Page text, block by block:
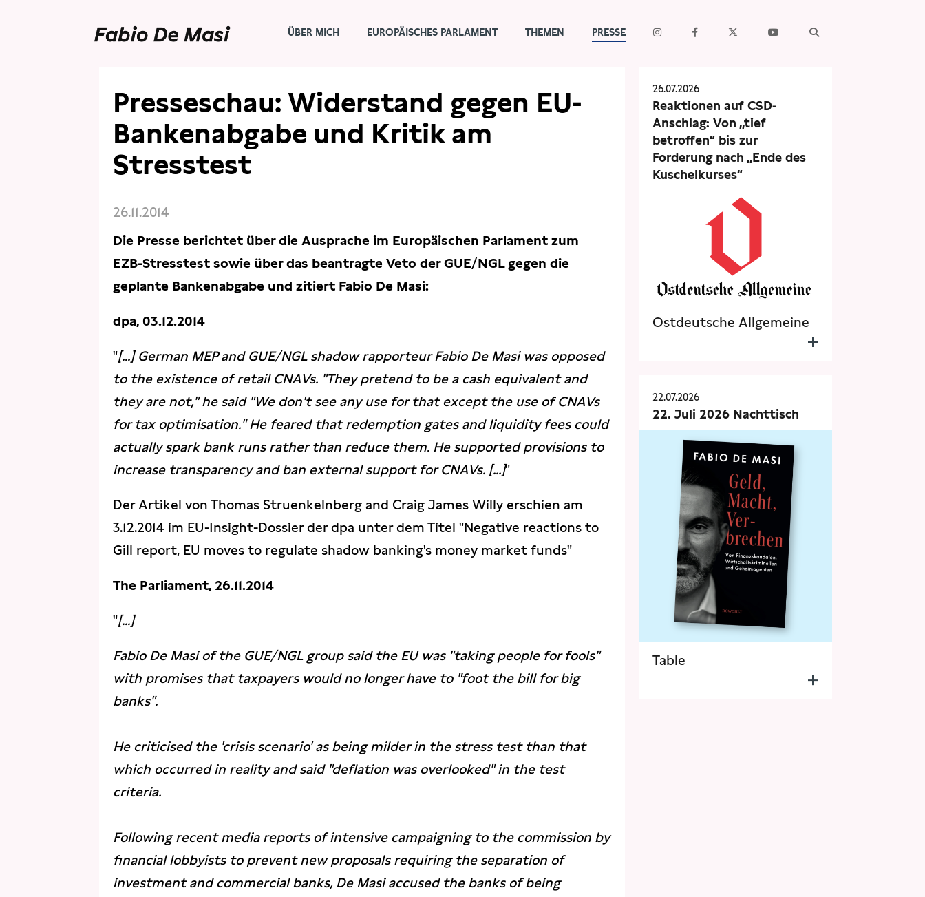
ÜBER MICH EUROPÄISCHES PARLAMENT THEMEN PRESSE
Presseschau: Widerstand gegen EU-
Bankenabgabe und Kritik am
Stresstest
26.11.2014
Die Presse berichtet über die Ausprache im Europäischen Parlament zum
EZB-Stresstest sowie über das beantragte Veto der GUE/NGL gegen die
geplante Bankenabgabe und zitiert Fabio De Masi:
dpa, 03.12.2014
"[...] German MEP and GUE/NGL shadow rapporteur Fabio De Masi was opposed
to the existence of retail CNAVs. "They pretend to be a cash equivalent and
they are not," he said "We don't see any use for that except the use of CNAVs
for tax optimisation." He feared that redemption gates and liquidity fees could
actually spark bank runs rather than reduce them. He supported provisions to
increase transparency and ban external support for CNAVs. [...]"
Der Artikel von Thomas Struenkelnberg and Craig James Willy erschien am
3.12.2014 im EU-Insight-Dossier der dpa unter dem Titel "Negative reactions to
Gill report, EU moves to regulate shadow banking's money market funds"
The Parliament, 26.11.2014
"[...]
Fabio De Masi of the GUE/NGL group said the EU was "taking people for fools"
with promises that taxpayers would no longer have to "foot the bill for big
banks".
He criticised the 'crisis scenario' as being milder in the stress test than that
which occurred in reality and said "deflation was overlooked" in the test
criteria.
Following recent media reports of intensive campaigning to the commission by
financial lobbyists to prevent new proposals requiring the separation of
investment and commercial banks, De Masi accused the banks of being
26.07.2026
Reaktionen auf CSD-
Anschlag: Von „tief
betroffen“ bis zur
Forderung nach „Ende des
Kuschelkurses“
Ostdeutsche Allgemeine
22.07.2026
22. Juli 2026 Nachttisch
Table